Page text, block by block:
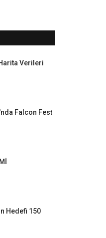
Verileri
Falcon Fest
Hedefi 150